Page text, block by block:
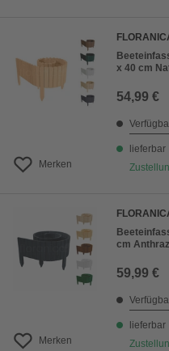
Merken
x 40 cm
54,99 €
lieferbar
Merken
cm
59,99 €
lieferbar